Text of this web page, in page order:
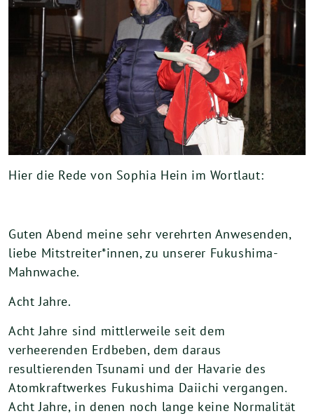
Hier die Rede von Sophia Hein im Wortlaut:
Guten Abend meine sehr verehrten Anwesenden,
liebe Mitstreiter*innen, zu unserer Fukushima-
Mahnwache.
Acht Jahre.
Acht Jahre sind mittlerweile seit dem
verheerenden Erdbeben, dem daraus
resultierenden Tsunami und der Havarie des
Atomkraftwerkes Fukushima Daiichi vergangen.
Acht Jahre, in denen noch lange keine Normalität